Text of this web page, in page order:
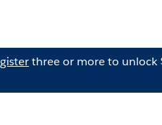
three or more to unlock